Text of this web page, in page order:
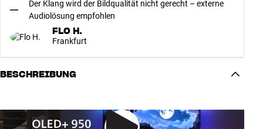
Der Klang wird der Bildqualität nicht gerecht – externe
Audiolösung empfohlen
FLO H.
Frankfurt
BESCHREIBUNG